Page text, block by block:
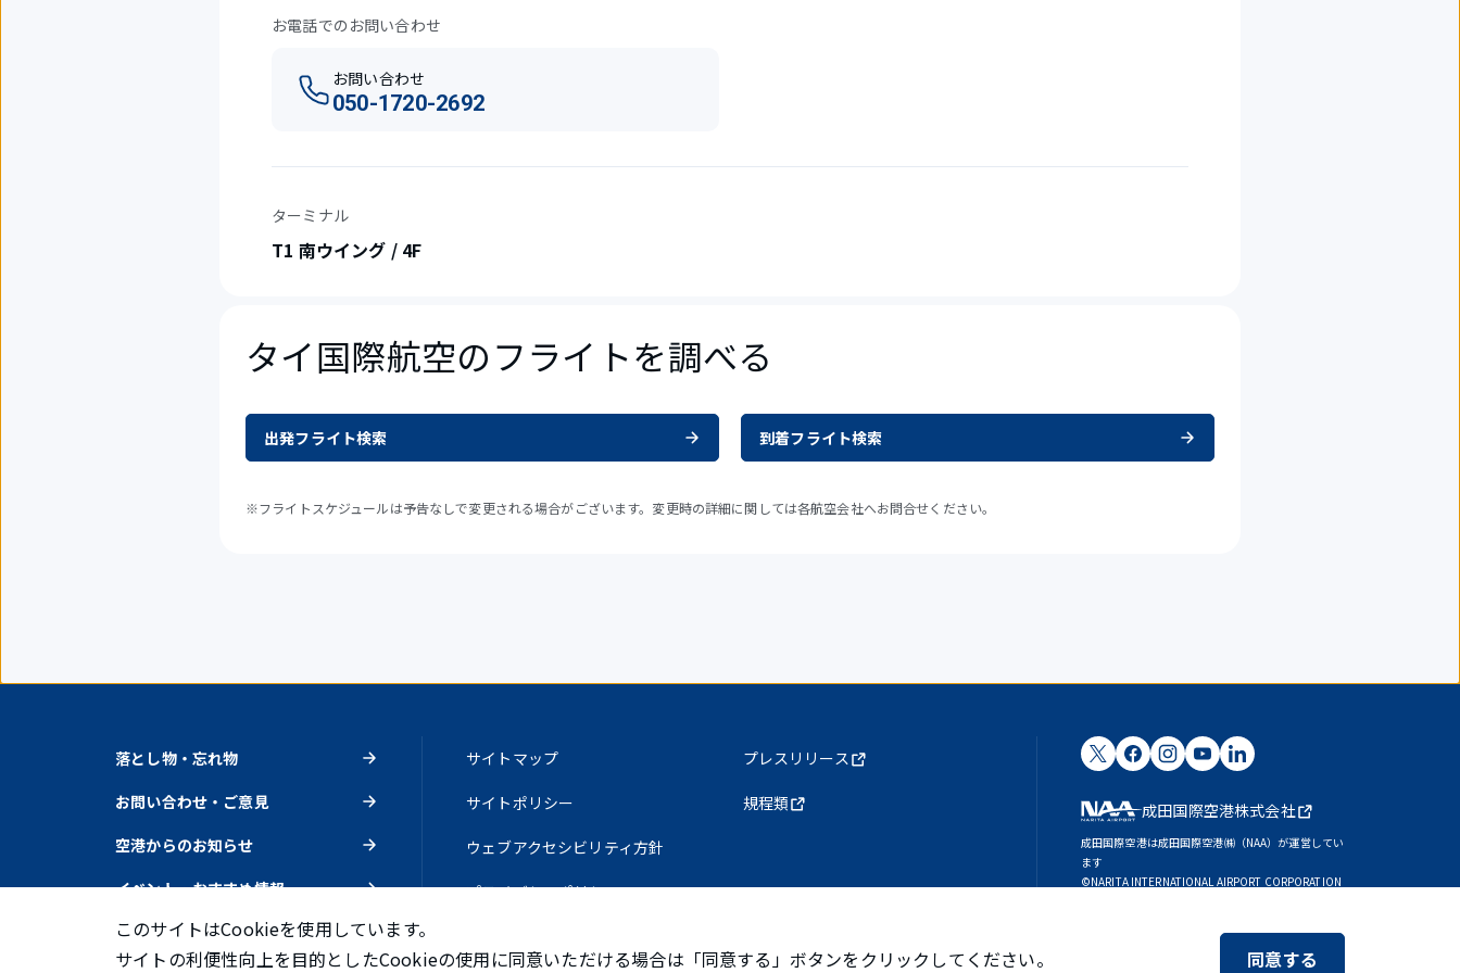
お電話でのお問い合わせ
お問い合わせ
050-1720-2692
ターミナル
T1 南ウイング / 4F
タイ国際航空のフライトを調べる
出発フライト検索 到着フライト検索
※フライトスケジュールは予告なしで変更される場合がございます。変更時の詳細に関しては各航空会社へお問合せください。
落とし物・忘れ物
お問い合わせ・ご意見
空港からのお知らせ
イベント・おすすめ情報
サイトマップ
サイトポリシー
ウェブアクセシビリティ方針
プライバシーポリシー
プレスリリース
規程類 成田国際空港株式会社
成田国際空港は成田国際空港㈱（NAA）が運営してい
ます
©NARITA INTERNATIONAL AIRPORT CORPORATION
このサイトはCookieを使用しています。
サイトの利便性向上を目的としたCookieの使用に同意いただける場合は「同意する」ボタンをクリックしてください。
同意する